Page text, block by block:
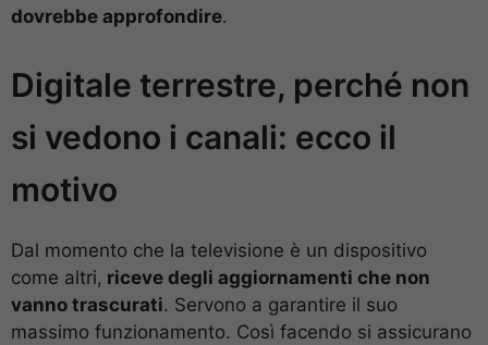
dovrebbe approfondire.
Digitale terrestre, perché non
si vedono i canali: ecco il
motivo
Dal momento che la televisione è un dispositivo
come altri, riceve degli aggiornamenti che non
vanno trascurati. Servono a garantire il suo
massimo funzionamento. Così facendo si assicurano